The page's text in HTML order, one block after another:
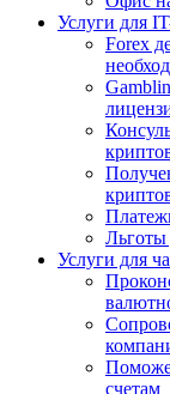
Услуги для
Forex
Льготы
Услуги для
счетам